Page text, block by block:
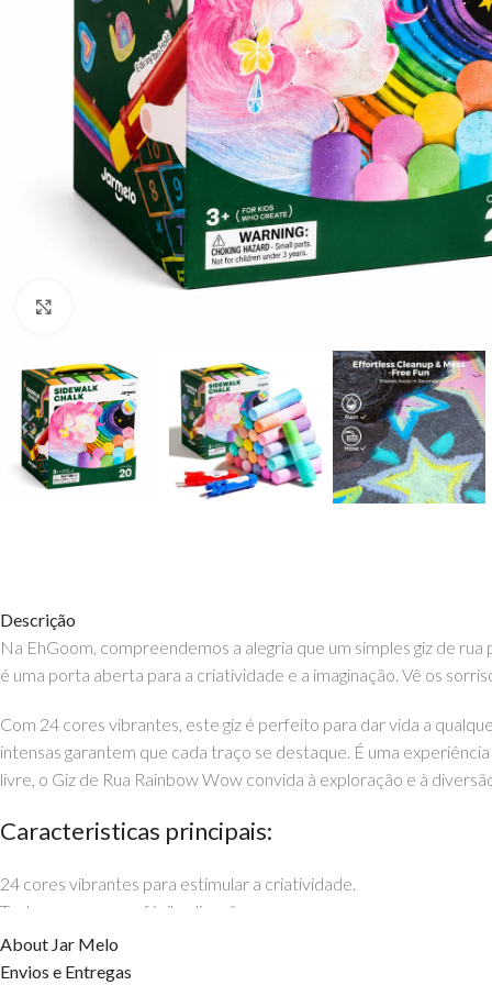
Descrição
Na EhGoom, compreendemos a alegria que um simples giz de
é uma porta aberta para a criatividade e a imaginação. Vê os
Com 24 cores vibrantes, este giz é perfeito para dar vida a
intensas garantem que cada traço se destaque. É uma
livre, o Giz de Rua Rainbow Wow convida à exploração e à
Caracteristicas principais:
24 cores vibrantes para estimular a criatividade.
Textura suave para fácil aplicação.
Ideal para uso em superfícies exteriores.
Estimula a expressão artística e a imaginação.
About Jar Melo
Envios e Entregas